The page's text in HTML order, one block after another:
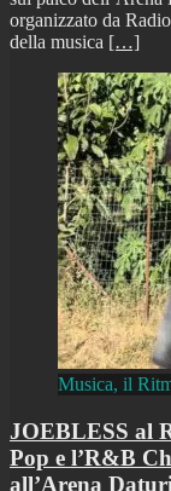
organizzato da
della musica […]
Musica, il
JOEBLESS al
Pop e l’R&B
all’Arena Daturi